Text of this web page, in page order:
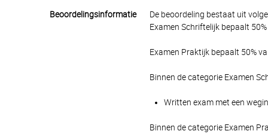
Beoordelingsinformatie
De beoordeling bestaat uit
Examen Schriftelijk bepaalt
Examen Praktijk bepaalt 50%
Binnen de categorie Examen
Written exam met een
Binnen de categorie Examen